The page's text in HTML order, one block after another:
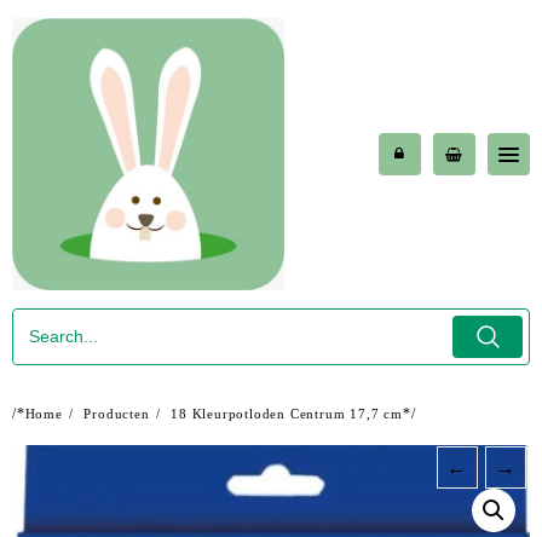
/*Home Producten 18 Kleurpotloden Centrum 17,7 cm*/
← →